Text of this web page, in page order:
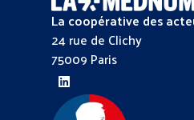
La coopérative des
24 rue de Clichy
75009 Paris